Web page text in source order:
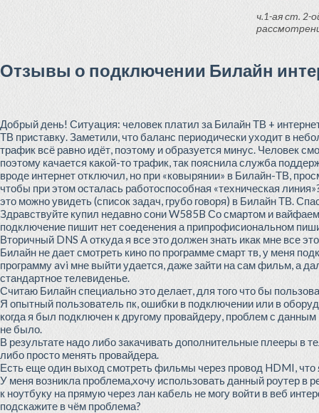
ч.1-ая ст. 2-
Отзывы о подключении Билайн
Добрый день! Ситуация: человек платил за Билайн ТВ +
ТВ приставку. Заметили, что баланс периодически уходит в
трафик всё равно идёт, поэтому и образуется минус. Человек
поэтому качается какой-то трафик, так пояснила служба
вроде интернет отключил, но при «ковырянии» в Билайн-ТВ,
чтобы при этом осталась работоспособная «техническая
это можно увидеть (список задач, грубо говоря) в Билайн ТВ.
Здравствуйте купил недавно сони W585B Со смартом и
подключение пишит нет соеденения а припрофисиональном
Вторичный DNS А откуда я все это должен знать икак мне все
Билайн не дает смотреть кино по программе смарт тв, у меня
программу avi мне выйти удается, даже зайти на сам фильм, а
стандартное телевиденье.
Считаю Билайн специально это делает, для того что бы
Я опытный пользователь пк, ошибки в подключении или в
когда я был подключен к другому провайдеру, проблем с
не было.
В результате надо либо закачивать дополнительные плееры в
либо просто менять провайдера.
Есть еще один выход смотреть фильмы через провод HDMI, что
У меня возникла проблема,хочу использовать данный роутер в
к ноутбуку на прямую через лан кабель не могу войти в веб
подскажите в чём проблема?